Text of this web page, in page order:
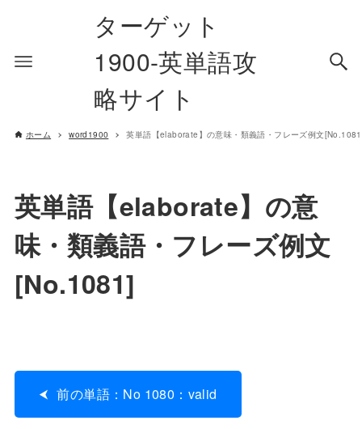
ターゲット
1900-英単語攻
略サイト
ホーム word1900 英単語【elaborate】の意味・類義語・フレーズ例文
英単語【elaborate】の意
味・類義語・フレーズ例文
[No.1081]
前の単語：No 1080：valid